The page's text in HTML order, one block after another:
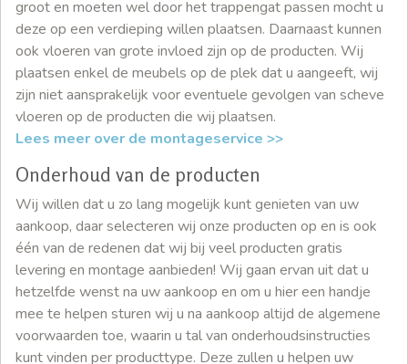
groot en moeten wel door het trappengat passen mocht u
deze op een verdieping willen plaatsen. Daarnaast kunnen
ook vloeren van grote invloed zijn op de producten. Wij
plaatsen enkel de meubels op de plek dat u aangeeft, wij
zijn niet aansprakelijk voor eventuele gevolgen van scheve
vloeren op de producten die wij plaatsen.
Lees meer over de montageservice >>
Onderhoud van de producten
Wij willen dat u zo lang mogelijk kunt genieten van uw
aankoop, daar selecteren wij onze producten op en is ook
één van de redenen dat wij bij veel producten gratis
levering en montage aanbieden! Wij gaan ervan uit dat u
hetzelfde wenst na uw aankoop en om u hier een handje
mee te helpen sturen wij u na aankoop altijd de algemene
voorwaarden toe, waarin u tal van onderhoudsinstructies
kunt vinden per producttype. Deze zullen u helpen uw